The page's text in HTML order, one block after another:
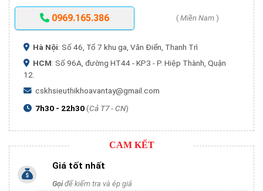
0969.165.386 ( Miền Nam)
Hà Nội: Số 46, Tổ 7 khu ga, Văn Điển, Thanh Trì
HCM: Số 96A, đường HT44 - KP3 - P. Hiệp Thành, Quận
12.
cskhsieuthikhoavantay@gmail.com
7h30 - 22h30(Cả T7 - CN)
CAM KẾT
Giá tốt nhất
Gọiđể kiểm tra và ép giá